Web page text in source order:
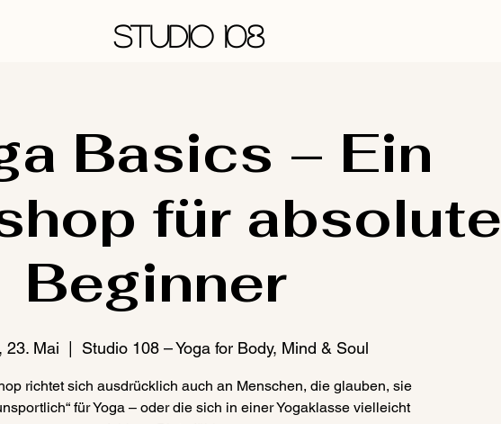
STUDIO 108
Basics – Ein
für absolute
Beginner
23. Mai Studio 108 – Yoga for Body, Mind & Soul
richtet sich ausdrücklich auch an Menschen, die glauben, sie
für Yoga – oder die sich in einer Yogaklasse vielleicht